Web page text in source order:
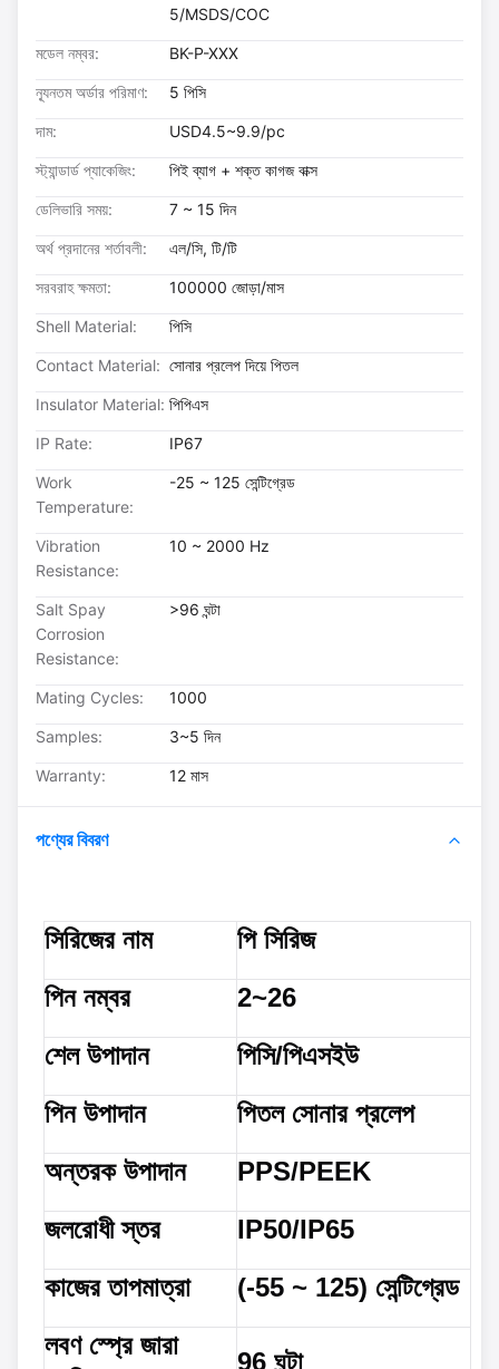
5/MSDS/COC
মডেল নম্বর: BK-P-XXX
ন্যূনতম অর্ডার পরিমাণ: 5 পিসি
দাম: USD4.5~9.9/pc
স্ট্যান্ডার্ড প্যাকেজিং: পিই ব্যাগ + শক্ত কাগজ বাক্স
ডেলিভারি সময়: 7 ~ 15 দিন
অর্থ প্রদানের শর্তাবলী: এল/সি, টি/টি
সরবরাহ ক্ষমতা: 100000 জোড়া/মাস
Shell Material: পিসি
Contact Material: সোনার প্রলেপ দিয়ে পিতল
Insulator Material: পিপিএস
IP Rate: IP67
Work
Temperature:
-25 ~ 125 সেন্টিগ্রেড
Vibration
Resistance:
10 ~ 2000 Hz
Salt Spay
Corrosion
Resistance:
>96 ঘন্টা
Mating Cycles: 1000
Samples: 3~5 দিন
Warranty: 12 মাস
পণ্যের বিবরণ
সিরিজের নাম
পি সিরিজ
পিন নম্বর
2~26
শেল উপাদান
পিসি/পিএসইউ
পিন উপাদান
পিতল সোনার প্রলেপ
অন্তরক উপাদান
PPS/PEEK
জলরোধী স্তর
IP50/IP65
কাজের তাপমাত্রা
(-55 ~ 125) সেন্টিগ্রেড
লবণ স্প্রে জারা
96 ঘন্টা